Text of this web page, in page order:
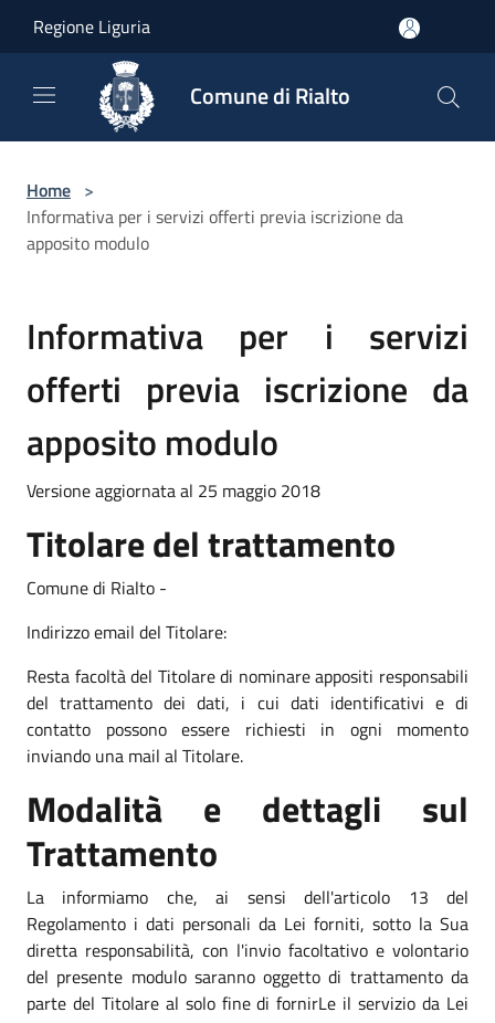
Regione Liguria
Comune di Rialto
Home >
Informativa per i servizi offerti previa iscrizione da
apposito modulo
Informativa per i servizi
offerti previa iscrizione da
apposito modulo
Versione aggiornata al 25 maggio 2018
Titolare del trattamento
Comune di Rialto -
Indirizzo email del Titolare:
Resta facoltà del Titolare di nominare appositi responsabili
del trattamento dei dati, i cui dati identificativi e di
contatto possono essere richiesti in ogni momento
inviando una mail al Titolare.
Modalità e dettagli sul
Trattamento
La informiamo che, ai sensi dell'articolo 13 del
Regolamento i dati personali da Lei forniti, sotto la Sua
diretta responsabilità, con l'invio facoltativo e volontario
del presente modulo saranno oggetto di trattamento da
parte del Titolare al solo fine di fornirLe il servizio da Lei